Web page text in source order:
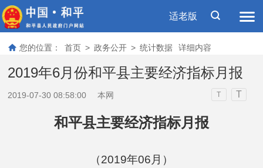
适老版
您的位置： 首页 > 政务公开 > 统计数据 详细内容
2019年6月份和平县主要经济指标月报
2019-07-30 08:58:00 本网 T T
和平县主要经济指标月报
（2019年06 月 ）